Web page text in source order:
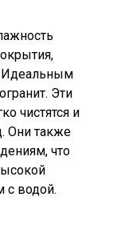
Идеальным
Эти
чистятся и
Они также
что
с водой.